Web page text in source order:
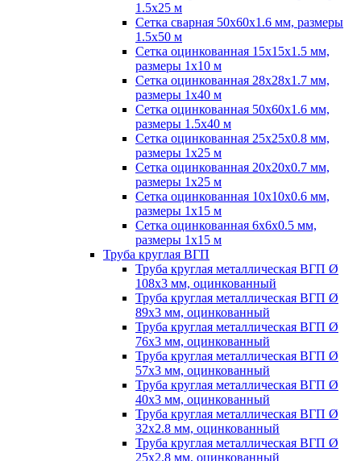
1.5х25 м
Сетка сварная 50х60х1.6 мм, размеры
1.5х50 м
Сетка оцинкованная 15х15х1.5 мм,
размеры 1х10 м
Сетка оцинкованная 28х28х1.7 мм,
размеры 1х40 м
Сетка оцинкованная 50х60х1.6 мм,
размеры 1.5х40 м
Сетка оцинкованная 25х25х0.8 мм,
размеры 1х25 м
Сетка оцинкованная 20х20х0.7 мм,
размеры 1х25 м
Сетка оцинкованная 10х10х0.6 мм,
размеры 1х15 м
Сетка оцинкованная 6х6х0.5 мм,
размеры 1х15 м
Труба круглая ВГП
Труба круглая металлическая ВГП Ø
108х3 мм, оцинкованный
Труба круглая металлическая ВГП Ø
89х3 мм, оцинкованный
Труба круглая металлическая ВГП Ø
76х3 мм, оцинкованный
Труба круглая металлическая ВГП Ø
57х3 мм, оцинкованный
Труба круглая металлическая ВГП Ø
40х3 мм, оцинкованный
Труба круглая металлическая ВГП Ø
32х2.8 мм, оцинкованный
Труба круглая металлическая ВГП Ø
25х2.8 мм, оцинкованный